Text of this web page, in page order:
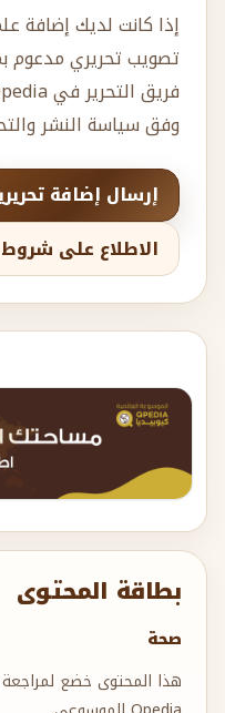
بطاقة المحتوى
صحة
هذا المحتوى خضع
إذا كانت لديك إضافة
تصويب تحريري مدعوم
وفق سياسة النشر
إرسال إضافة
الاطلاع على